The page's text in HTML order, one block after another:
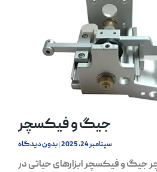
جیگ و فیکسچر
سپتامبر 24, 2025 بدون دیدگاه
و فیکسچر ابزارهای حیاتی در